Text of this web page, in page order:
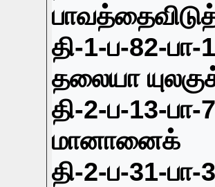
தி-1-ப-82-பா-
தலையா
தி-2-ப-13-பா-7
மானானைக்
தி-2-ப-31-பா-3